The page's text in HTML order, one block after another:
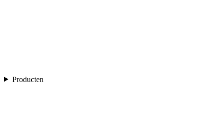
Producten